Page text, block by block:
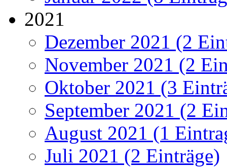
2021
Dezember 2021 (2
November 2021 (2
Oktober 2021 (3
September 2021 (2
August 2021 (1
Juli 2021 (2 Einträge)